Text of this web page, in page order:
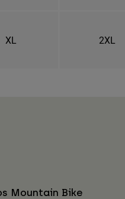
XL 2XL
Mountain Bike